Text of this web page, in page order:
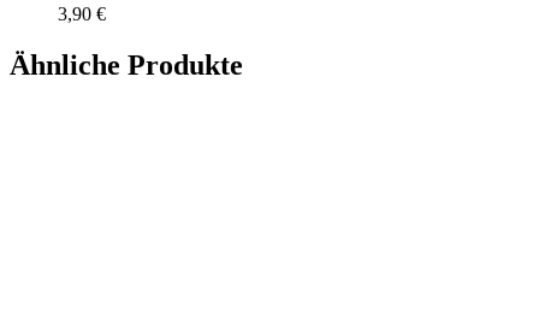
3,90 €
Ähnliche Produkte